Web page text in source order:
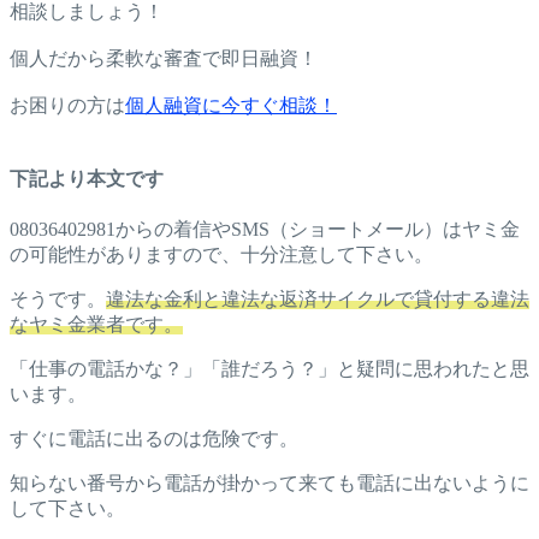
相談しましょう！
個人だから柔軟な審査で即日融資！
お困りの方は個人融資に今すぐ相談！
下記より本文です
08036402981からの着信やSMS（ショートメール）はヤミ金
の可能性がありますので、十分注意して下さい。
そうです。 違法な金利と違法な返済サイクルで貸付する違法
なヤミ金業者です。
「仕事の電話かな？」「誰だろう？」と疑問に思われたと思
います。
すぐに電話に出るのは危険です。
知らない番号から電話が掛かって来ても電話に出ないように
して下さい。